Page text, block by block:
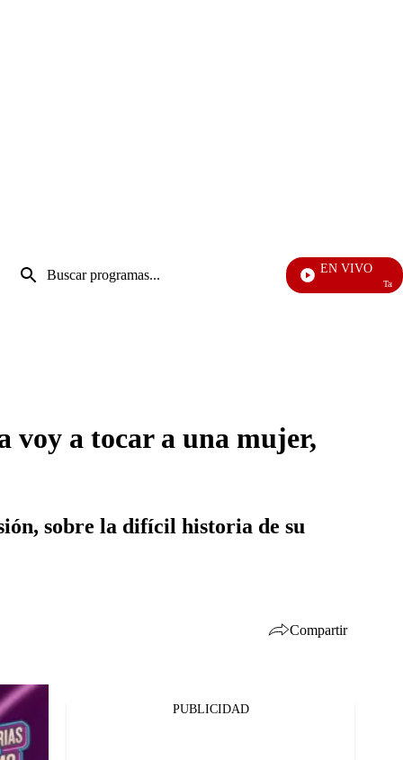
Entrada
de
EN VIVO
También
voy a tocar a una mujer,
sobre la difícil historia de su
Compartir
PUBLICIDAD